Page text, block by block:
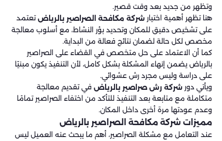
وتظهر من جديد بعد وقت قصير.
هنا تظهر أهمية اختيارشركة مكافحة الصراصير بالرياضتعتمد
على تشخيص دقيق للمكان وتحديد بؤر النشاط، مع أسلوب معالجة
مخصص لكل حالة لضمان نتائج فعالة من البداية.
كما أن الاعتماد على حل متخصص في القضاء على الصراصير
بالرياض يضمن إنهاء المشكلة بشكل كامل، لأن التنفيذ يكون مبنيًا
على دراسة وليس مجرد رش عشوائي.
ويأتي دورشركة رش صراصير بالرياضفي تقديم معالجة
متكاملة مع متابعة بعد التنفيذ للتأكد من اختفاء الصراصير تمامًا
وعدم عودتها مرة أخرى داخل المكان.
مميزات شركة مكافحة الصراصير بالرياض​
عند التعامل مع مشكلة الصراصير، أهم ما يبحث عنه العميل ليس